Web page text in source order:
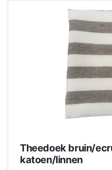
Theedoek bruin/
katoen/linnen